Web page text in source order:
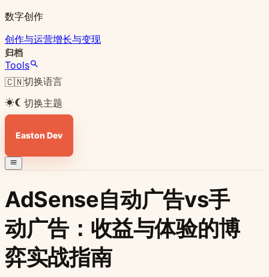
数字创作
创作与运营增长与变现
归档
Tools
🇨🇳切换语言
切换主题
Easton Dev
AdSense自动广告vs手
动广告：收益与体验的博
弈实战指南